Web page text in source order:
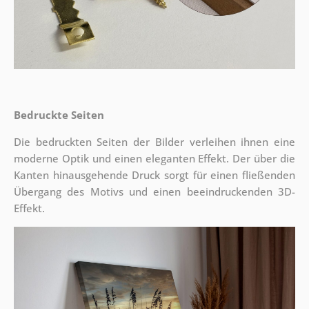
Bedruckte Seiten
Die bedruckten Seiten der Bilder verleihen ihnen eine
moderne Optik und einen eleganten Effekt. Der über die
Kanten hinausgehende Druck sorgt für einen fließenden
Übergang des Motivs und einen beeindruckenden 3D-
Effekt.